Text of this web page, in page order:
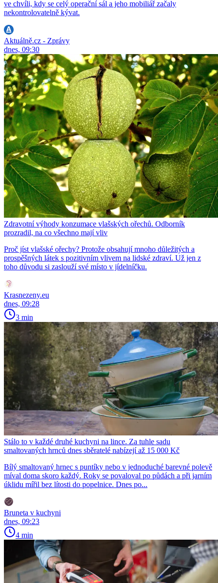
ve chvíli, kdy se celý operační sál a jeho mobiliář začaly
nekontrolovatelně kývat.
Aktuálně.cz - Zprávy
dnes, 09:30
Zdravotní výhody konzumace vlašských ořechů. Odborník
prozradil, na co všechno mají vliv
Proč jíst vlašské ořechy? Protože obsahují mnoho důležitých a
prospěšných látek s pozitivním vlivem na lidské zdraví. Už jen z
toho důvodu si zaslouží své místo v jídelníčku.
Krasnezeny.eu
dnes, 09:28
3 min
Stálo to v každé druhé kuchyni na lince. Za tuhle sadu
smaltovaných hrnců dnes sběratelé nabízejí až 15 000 Kč
Bílý smaltovaný hrnec s puntíky nebo v jednoduché barevné polevě
míval doma skoro každý. Roky se povaloval po půdách a při jarním
úklidu mířil bez lítosti do popelnice. Dnes po...
Bruneta v kuchyni
dnes, 09:23
4 min